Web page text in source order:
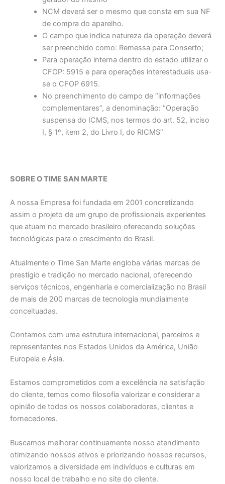
NCM deverá ser o mesmo que consta em sua NF
de compra do aparelho.
O campo que indica natureza da operação deverá
ser preenchido como: Remessa para Conserto;
Para operação interna dentro do estado utilizar o
CFOP: 5915 e para operações interestaduais usa-
se o CFOP 6915.
No preenchimento do campo de “informações
complementares”, a denominação: “Operação
suspensa do ICMS, nos termos do art. 52, inciso
I, § 1º, item 2, do Livro I, do RICMS”
SOBRE O TIME SAN MARTE
A nossa Empresa foi fundada em 2001 concretizando
assim o projeto de um grupo de profissionais experientes
que atuam no mercado brasileiro oferecendo soluções
tecnológicas para o crescimento do Brasil.
Atualmente o Time San Marte engloba várias marcas de
prestígio e tradição no mercado nacional, oferecendo
serviços técnicos, engenharia e comercialização no Brasil
de mais de 200 marcas de tecnologia mundialmente
conceituadas.
Contamos com uma estrutura internacional, parceiros e
representantes nos Estados Unidos da América, União
Europeia e Ásia.
Estamos comprometidos com a excelência na satisfação
do cliente, temos como filosofia valorizar e considerar a
opinião de todos os nossos colaboradores, clientes e
fornecedores.
Buscamos melhorar continuamente nosso atendimento
otimizando nossos ativos e priorizando nossos recursos,
valorizamos a diversidade em indivíduos e culturas em
nosso local de trabalho e no site do cliente.